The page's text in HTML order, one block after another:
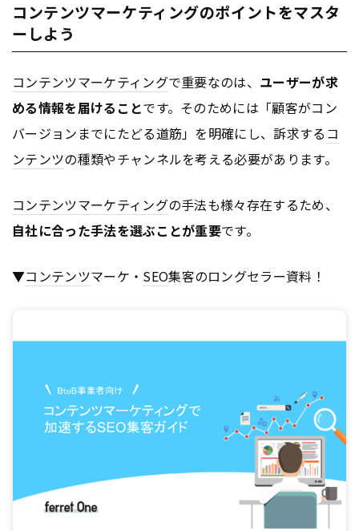
コンテンツマーケティングのポイントをマスタ
ーしよう
コンテンツマーケティングで重要なのは、 ユーザーが求
める情報を届けることです。そのためには「顧客がコン
バージョンまでにたどる道筋」を明確にし、訴求する コ
ンテンツの種類やチャンネルを考える必要があります。
コンテンツマーケティングの手法も様々存在するため、
自社に合った手法を選ぶことが重要です。
▼コンテンツマーケ・ SEO集客のロングセラー資料！